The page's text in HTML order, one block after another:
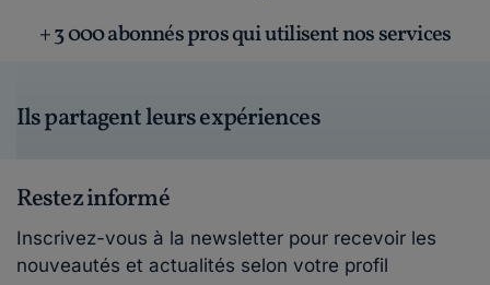
+ 3 000 abonnés pros qui utilisent nos services
Ils partagent leurs expériences
Restez informé
Inscrivez-vous à la newsletter pour recevoir les
nouveautés et actualités selon votre profil